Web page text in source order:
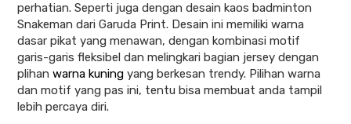
perhatian. Seperti juga dengan desain kaos badminton
Snakeman dari Garuda Print. Desain ini memiliki warna
dasar pikat yang menawan, dengan kombinasi motif
garis-garis fleksibel dan melingkari bagian jersey dengan
plihan warna kuning yang berkesan trendy. Pilihan warna
dan motif yang pas ini, tentu bisa membuat anda tampil
lebih percaya diri.